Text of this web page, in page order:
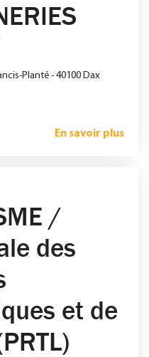
Planté - 40100 Dax
En savoir plus
/
des
et de